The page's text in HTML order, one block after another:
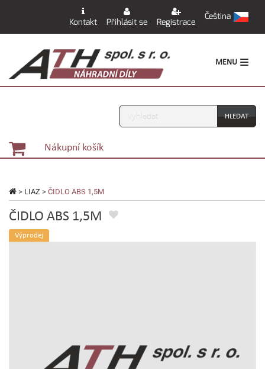
Kontakt Přihlásit se Registrace
Čeština
MENU
Vyhledávání
Nákupní košík
> LIAZ > ČIDLO ABS 1,5M
ČIDLO ABS 1,5M
Výprodej